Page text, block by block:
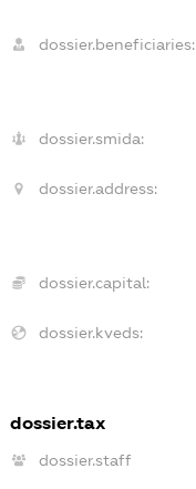
dossier.beneficiaries:
dossier.smida:
dossier.address:
dossier.capital:
dossier.kveds:
dossier.tax
dossier.staff